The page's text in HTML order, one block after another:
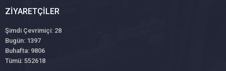
ZIYARETÇILER
Şimdi Çevrimiçi: 28
Bugün: 1397
Buhafta: 9806
Tümü: 552618